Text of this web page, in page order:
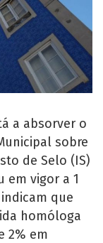
a absorver o
sobre
de Selo (IS)
em vigor a 1
que
homóloga
2% em